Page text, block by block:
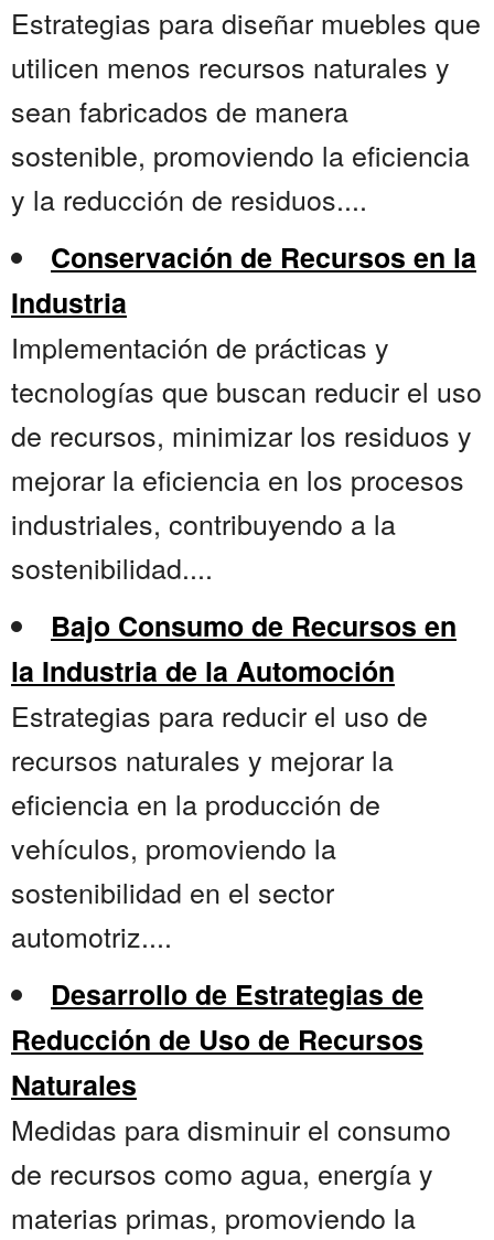
Estrategias para diseñar muebles que
utilicen menos recursos naturales y
sean fabricados de manera
sostenible, promoviendo la eficiencia
y la reducción de residuos....
Conservación de Recursos en la
Industria
Implementación de prácticas y
tecnologías que buscan reducir el uso
de recursos, minimizar los residuos y
mejorar la eficiencia en los procesos
industriales, contribuyendo a la
sostenibilidad....
Bajo Consumo de Recursos en
la Industria de la Automoción
Estrategias para reducir el uso de
recursos naturales y mejorar la
eficiencia en la producción de
vehículos, promoviendo la
sostenibilidad en el sector
automotriz....
Desarrollo de Estrategias de
Reducción de Uso de Recursos
Naturales
Medidas para disminuir el consumo
de recursos como agua, energía y
materias primas, promoviendo la